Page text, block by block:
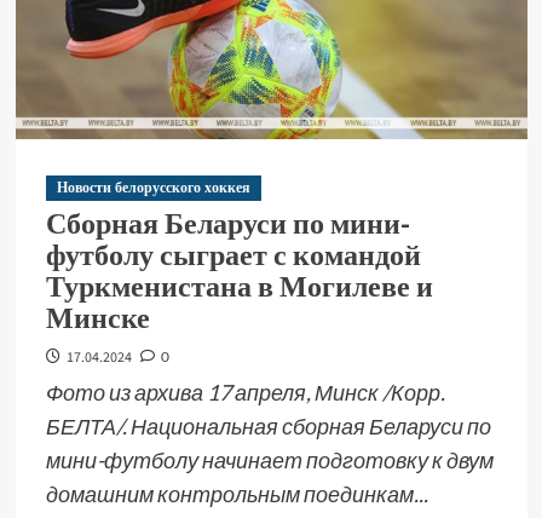
Новости белорусского хоккея
Сборная Беларуси по мини-
футболу сыграет с командой
Туркменистана в Могилеве и
Минске
17.04.2024 0
Фото из архива 17 апреля, Минск /Корр.
БЕЛТА/. Национальная сборная Беларуси по
мини-футболу начинает подготовку к двум
домашним контрольным поединкам...